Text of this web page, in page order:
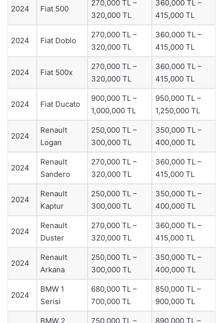
2024 Fiat 500
270,000 TL –
320,000 TL
360,000 TL –
415,000 TL
2024 Fiat Doblo
270,000 TL –
320,000 TL
360,000 TL –
415,000 TL
2024 Fiat 500x
270,000 TL –
320,000 TL
360,000 TL –
415,000 TL
2024 Fiat Ducato
900,000 TL –
1,000,000 TL
950,000 TL –
1,250,000 TL
2024
Renault
Logan
250,000 TL –
300,000 TL
350,000 TL –
400,000 TL
2024
Renault
Sandero
270,000 TL –
320,000 TL
360,000 TL –
415,000 TL
2024
Renault
Kaptur
250,000 TL –
300,000 TL
350,000 TL –
400,000 TL
2024
Renault
Duster
270,000 TL –
320,000 TL
360,000 TL –
415,000 TL
2024
Renault
Arkana
250,000 TL –
300,000 TL
350,000 TL –
400,000 TL
2024
BMW 1
Serisi
680,000 TL –
700,000 TL
850,000 TL –
900,000 TL
BMW 2
750,000 TL –
890,000 TL –